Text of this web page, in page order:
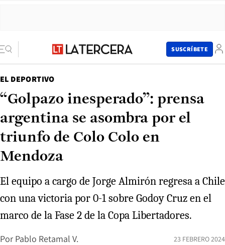
SUSCRÍBETE
EL DEPORTIVO
“Golpazo inesperado”: prensa
argentina se asombra por el
triunfo de Colo Colo en
Mendoza
El equipo a cargo de Jorge Almirón regresa a Chile
con una victoria por 0-1 sobre Godoy Cruz en el
marco de la Fase 2 de la Copa Libertadores.
Por Pablo Retamal V. 23 FEBRERO 2024